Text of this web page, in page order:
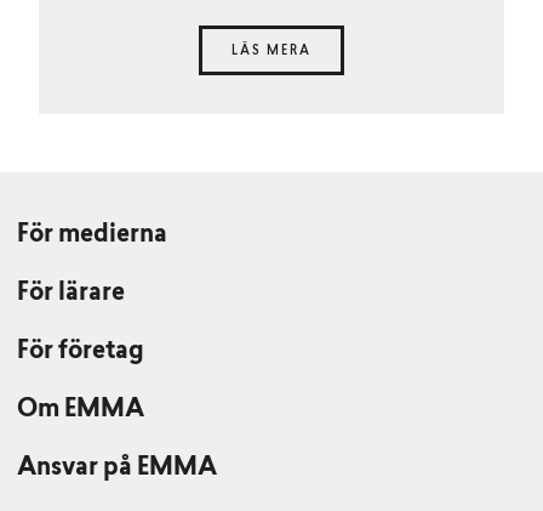
LÄS MERA
För medierna
För lärare
För företag
Om EMMA
Ansvar på EMMA